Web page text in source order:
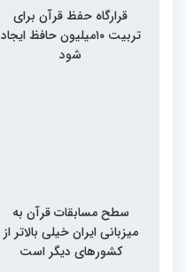
قرارگاه حفظ قرآن برای
تربیت ۱۰میلیون حافظ ایجاد
شود
سطح مسابقات قرآن به
میزبانی ایران خیلی بالاتر از
کشورهای دیگر است